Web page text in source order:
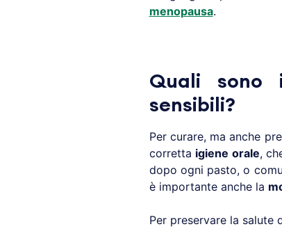
menopausa.
Quali sono
sensibili?
Per curare, ma anche
corretta igiene orale,
dopo ogni pasto, o
è importante anche la
Per preservare la salute